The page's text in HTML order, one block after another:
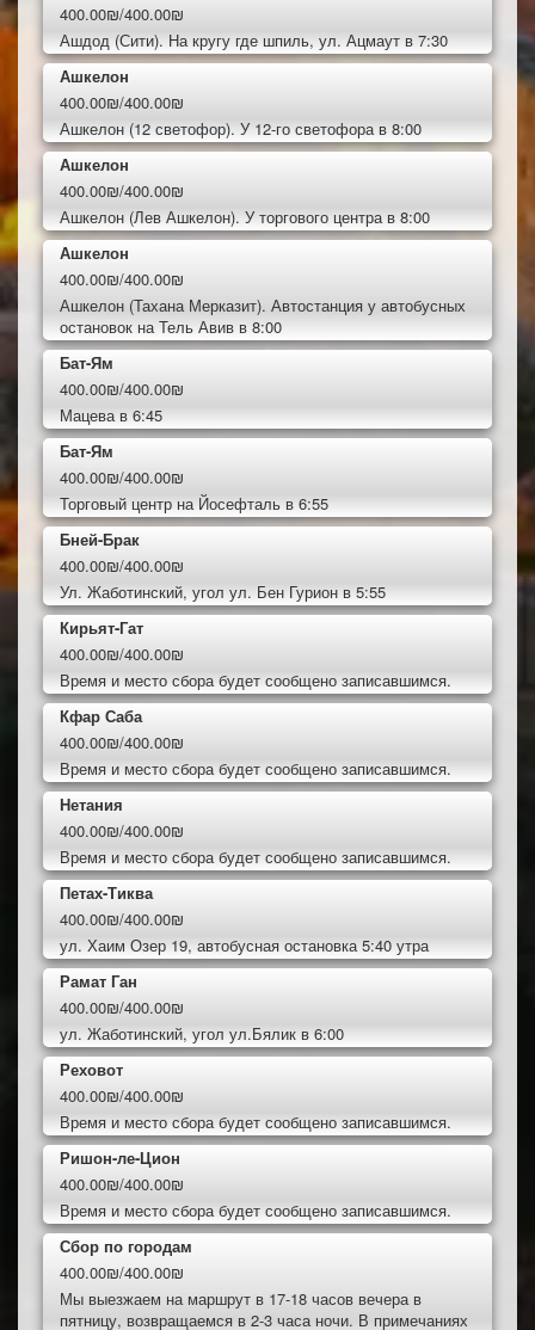
400.00₪/400.00₪
Ашдод (Сити). На кругу где шпиль, ул. Ацмаут в 7:30
Ашкелон
400.00₪/400.00₪
Ашкелон (12 светофор). У 12-го светофора в 8:00
Ашкелон
400.00₪/400.00₪
Ашкелон (Лев Ашкелон). У торгового центра в 8:00
Ашкелон
400.00₪/400.00₪
Ашкелон (Тахана Мерказит). Автостанция у автобусных
остановок на Тель Авив в 8:00
Бат-Ям
400.00₪/400.00₪
Мацева в 6:45
Бат-Ям
400.00₪/400.00₪
Торговый центр на Йосефталь в 6:55
Бней-Брак
400.00₪/400.00₪
Ул. Жаботинский, угол ул. Бен Гурион в 5:55
Кирьят-Гат
400.00₪/400.00₪
Время и место сбора будет сообщено записавшимся.
Кфар Саба
400.00₪/400.00₪
Время и место сбора будет сообщено записавшимся.
Нетания
400.00₪/400.00₪
Время и место сбора будет сообщено записавшимся.
Петах-Тиква
400.00₪/400.00₪
ул. Хаим Озер 19, автобусная остановка 5:40 утра
Рамат Ган
400.00₪/400.00₪
ул. Жаботинский, угол ул.Бялик в 6:00
Реховот
400.00₪/400.00₪
Время и место сбора будет сообщено записавшимся.
Ришон-ле-Цион
400.00₪/400.00₪
Время и место сбора будет сообщено записавшимся.
Сбор по городам
400.00₪/400.00₪
Мы выезжаем на маршрут в 17-18 часов вечера в
пятницу, возвращаемся в 2-3 часа ночи. В примечаниях